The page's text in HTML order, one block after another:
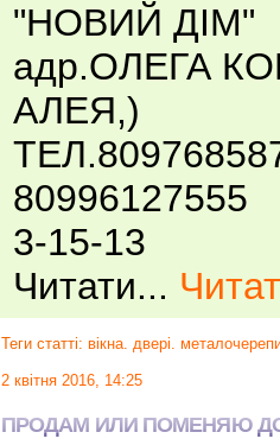
"НОВИЙ ДIМ"
адр.ОЛЕГА
АЛЕЯ,)
80996127555
3-15-13
Читати...
Теги статті: вікна. двері.
2 квітня 2016, 14:25
ПРОДАМ ИЛИ ПОМЕНЯЮ